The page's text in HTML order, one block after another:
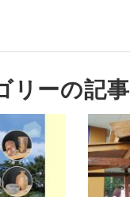
リーの記事